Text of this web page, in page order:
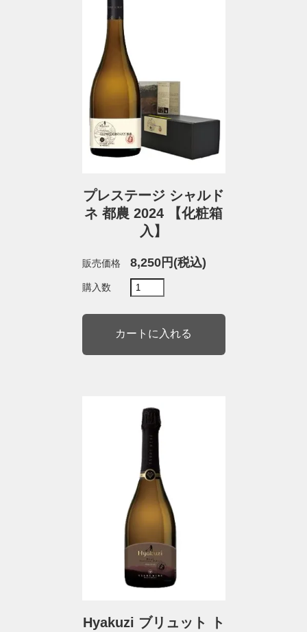
プレステージ シャルド
ネ 都農 2024 【化粧箱
入】
販売価格 8,250円(税込)
購入数
Hyakuzi ブリュット ト